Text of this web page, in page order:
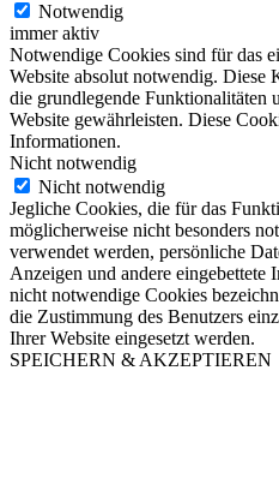
Notwendig
immer aktiv
Notwendige Cookies sind für das
Website absolut notwendig. Diese
die grundlegende Funktionalitäten
Website gewährleisten. Diese
Informationen.
Nicht notwendig
Nicht notwendig
Jegliche Cookies, die für das
möglicherweise nicht besonders
verwendet werden, persönliche
Anzeigen und andere eingebettete
nicht notwendige Cookies
die Zustimmung des Benutzers
Ihrer Website eingesetzt werden.
SPEICHERN & AKZEPTIEREN